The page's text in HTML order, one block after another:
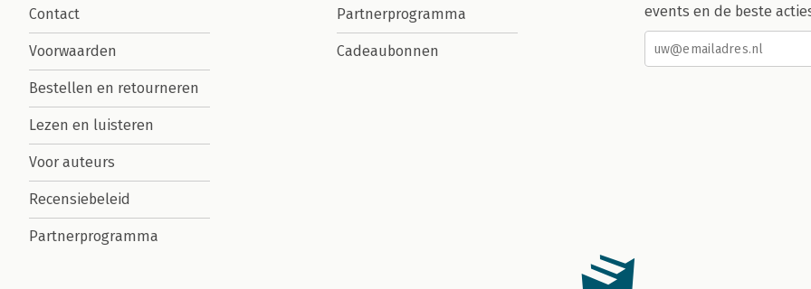
Contact
Voorwaarden
Bestellen en retourneren
Lezen en luisteren
Voor auteurs
Recensiebeleid
Partnerprogramma
Partnerprogramma
Cadeaubonnen
events en de beste